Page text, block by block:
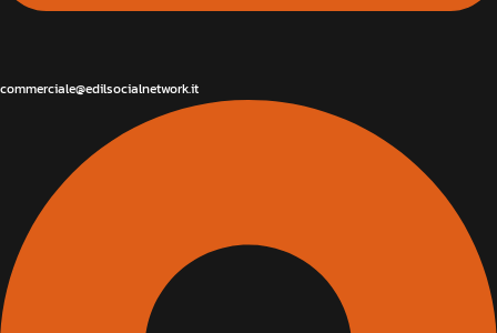
commerciale@edilsocialnetwork.it